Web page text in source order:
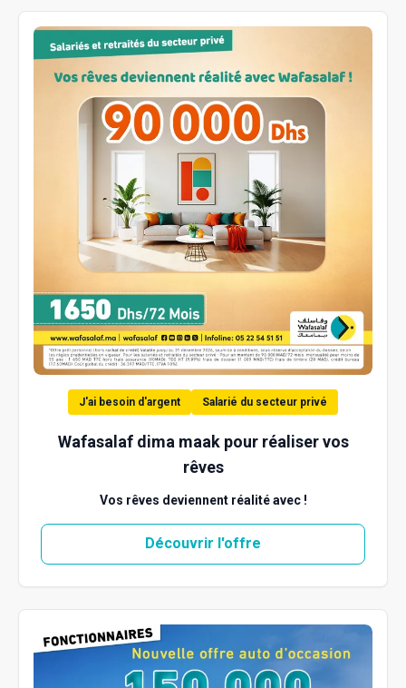
J'ai besoin d'argent Salarié du secteur privé
Wafasalaf dima maak pour réaliser vos
rêves
Vos rêves deviennent réalité avec !
Découvrir l'offre